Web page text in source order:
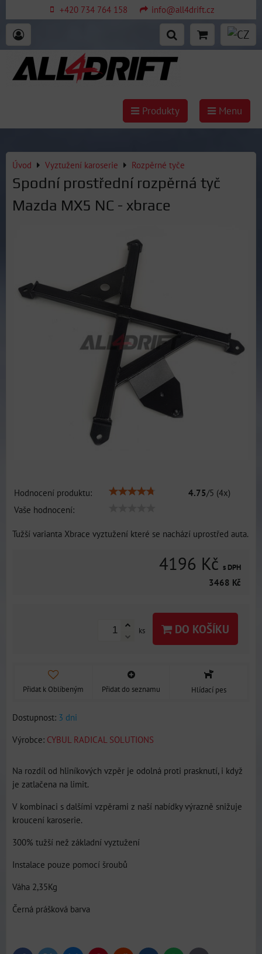
+420 734 764 158 info@all4drift.cz
Produkty Menu
Úvod Vyztužení karoserie Rozpěrné tyče
Spodní prostřední rozpěrná tyč
Mazda MX5 NC - xbrace
Hodnocení produktu: 4.75/5 (4x)
Vaše hodnocení:
Tužší varianta Xbrace vyztužení které se nachází uprostřed auta.
4196 Kč s DPH
3468 Kč
ks DO KOŠÍKU
Přidat k Oblíbeným Přidat do seznamu Hlídací pes
Dostupnost: 3 dni
Výrobce: CYBUL RADICAL SOLUTIONS
Na rozdíl od hliníkových vzpěr je odolná proti prasknutí, i když
je zatlačena na limit.
V kombinaci s dalšími vzpěrami z naší nabídky výrazně snižuje
kroucení karoserie.
300% tužší než základní vyztužení
Instalace pouze pomocí šroubů
Váha 2,35Kg
Černá prášková barva